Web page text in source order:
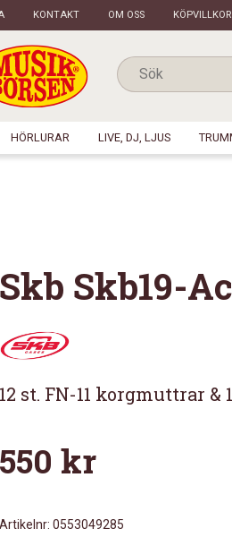
KONTAKT OM OSS
HÖRLURAR LIVE, DJ, LJUS
Skb Skb19-
12 st. FN-11 korgmuttrar &
550 kr
Artikelnr: 0553049285